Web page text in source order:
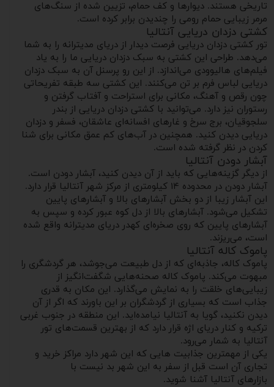
تاریخی هستند. دیوارها و کف حمام، تزیین شده از سنگ‌های
مرمر زیبایی حمام رومی را چندیدن برابر کرده است.
کشتی دزدان دریایی آنتالیا
تور کشتی دزدان دریایی فرصت دیدار از دریای مدیترانه را به شما
می‌دهد. طراحی این کشتی به سبک دزدان دریایی ما را به یاد
فیلم‌های هالیوودی می‌اندازد. از این رو پرسنل آن به سبک دزدان
دریایی لباس فرم بر تن می‌کنند. این کشتی سه طبقه تفریحاتی
چون رقص و آهنگ، مکانی برای استراحت و آفتاب گرفتن و
رستوران نیز دارد. می‌توانید با کشتی دزدان دریایی از بندر
سلجوقیان، برج سرخ و غارهای افسانه‌ای عاشقان، فسفر و دزدان
دریایی دیدن کنید. همچنین در آب‌های کم عمق مکانی برای شنا
کردن در نظر گرفته شده است.
آبشار دودن آنتالیا
از دیگر گزینه‌هایی که باید از آن دیدن کنید، آبشار دودن است.
آبشار دودن در محدوده ۱۴ کیلومتری از مرکز شهر آنتالیا قرار دارد.
این آبشار زیبا از دو بخش آبشارهای بالا و آبشارهای پایین
تشکیل می‌شود. آبشارهای بالا از دل کوه عبور کرده و سپس به
آبشارهای پایین که روی صخره‌ای کهدر دریای مدیترانه واقع شده‌
است، می‌ریزند.
پاموک کاله آنتالیا
پاموک کاله، جاذبه‌ای که از دل طبیعت می‌جوشد، هر گردشگری را
مبهوت می‌کند. پاموک کاله صحنه‌هایی شگفت‌انگیز از
زیبایی‌های خلقت را به نمایش می‌گذارد. این مکان به قدری
جذاب است که بسیاری از گردشگران بر این باورند که اگر از آن
دیدن نکنید، گویا به آنتالیا نیامده‌اید. این منطقه در جنوب غربی
ترکیه و کنار دریای اژه قرار دارد که از بهترین قسمت‌های تور
آنتالیا به شمار می‌رود.
یکی از مهمترین جذابیت هایی که این شهر دارد مراکز خرید و
تجاری آن است قبل از سفر به این شهر بد نیست با
بازارهای آنتالیا آشنا شوید.